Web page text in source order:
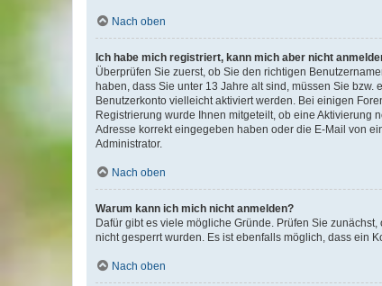
Nach oben
Ich habe mich registriert, kann mich aber nicht
Überprüfen Sie zuerst, ob Sie den richtigen
haben, dass Sie unter 13 Jahre alt sind, müssen Sie
Benutzerkonto vielleicht aktiviert werden. Bei einigen
Registrierung wurde Ihnen mitgeteilt, ob eine Aktivierung
Adresse korrekt eingegeben haben oder die E-Mail von
Administrator.
Nach oben
Warum kann ich mich nicht anmelden?
Dafür gibt es viele mögliche Gründe. Prüfen Sie
nicht gesperrt wurden. Es ist ebenfalls möglich, dass ein
Nach oben